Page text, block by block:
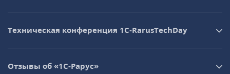
Техническая конференция 1C‑RarusTechDay
Отзывы об «1С-Рарус»